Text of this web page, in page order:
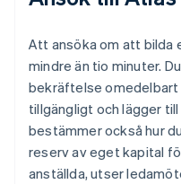
Att ansöka om att
mindre än tio minuter.
bekräftelse
tillgängligt och lägger
bestämmer också hur
reserv av eget kapital
anställda, utser